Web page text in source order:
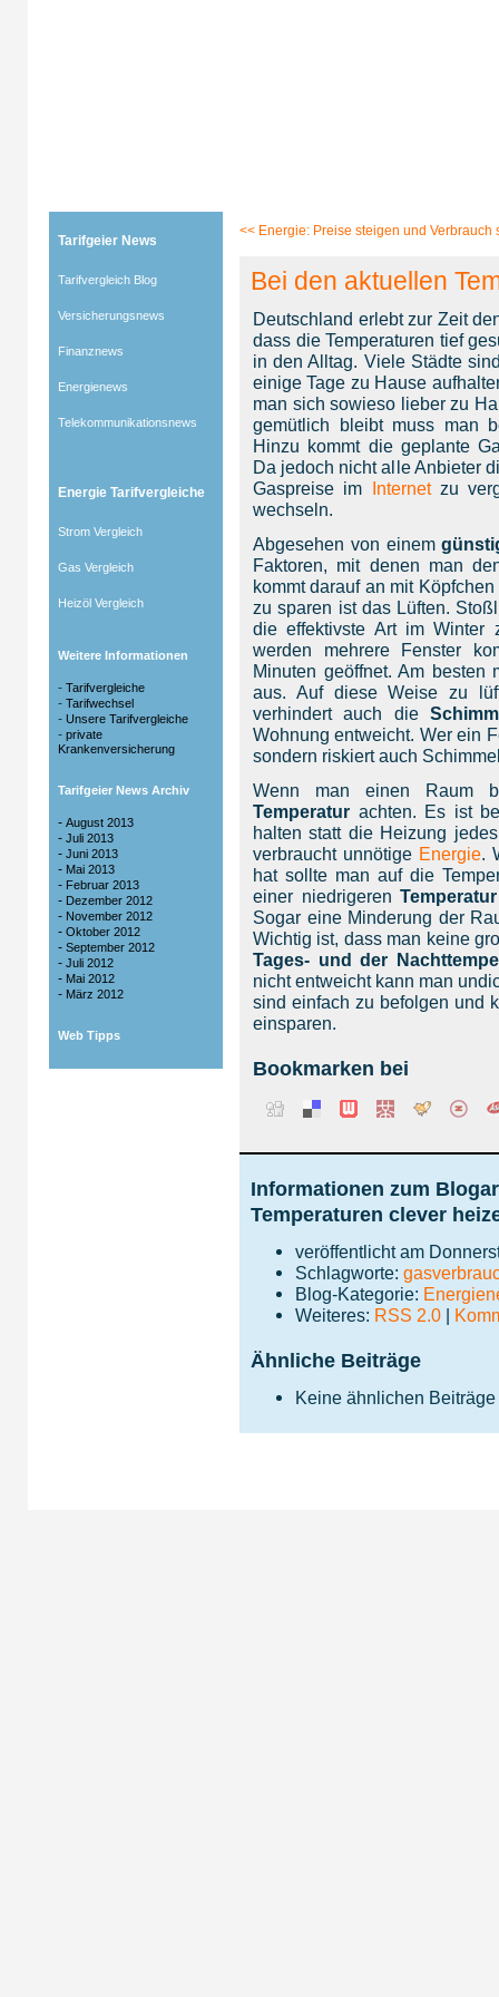
Tarifgeier News
Tarifvergleich Blog
Versicherungsnews
Finanznews
Energienews
Telekommunikationsnews
Energie Tarifvergleiche
Strom Vergleich
Gas Vergleich
Heizöl Vergleich
Weitere Informationen
- Tarifvergleiche
- Tarifwechsel
- Unsere Tarifvergleiche
- private
Krankenversicherung
Tarifgeier News Archiv
- August 2013
- Juli 2013
- Juni 2013
- Mai 2013
- Februar 2013
- Dezember 2012
- November 2012
- Oktober 2012
- September 2012
- Juli 2012
- Mai 2012
- März 2012
Web Tipps
<< Energie: Preise steigen und Verbrauch
Bei den aktuellen
Deutschland erlebt zur Zeit
dass die Temperaturen tief
in den Alltag. Viele Städte
einige Tage zu Hause
man sich sowieso lieber zu
gemütlich bleibt muss man
Hinzu kommt die geplante
Da jedoch nicht alle Anbieter
Gaspreise im Internetzu
wechseln.
Abgesehen von einem
Faktoren, mit denen man
kommt darauf an mit
zu sparen ist das Lüften.
die effektivste Art im Winter
werden mehrere Fenster
Minuten geöffnet. Am
aus. Auf diese Weise zu
verhindert auch die
Wohnung entweicht. Wer ein
sondern riskiert auch
Wenn man einen Raum
Temperatur achten. Es ist
halten statt die Heizung
verbraucht unnötige Energie.
hat sollte man auf die
einer niedrigeren
Sogar eine Minderung der
Wichtig ist, dass man keine
Tages- und der
nicht entweicht kann man
sind einfach zu befolgen und
einsparen.
Bookmarken bei
Informationen zum
Temperaturen clever
veröffentlicht am
Schlagworte:
Blog-Kategorie:
Weiteres: RSS 2.0 |
Ähnliche Beiträge
Keine ähnlichen Beiträge